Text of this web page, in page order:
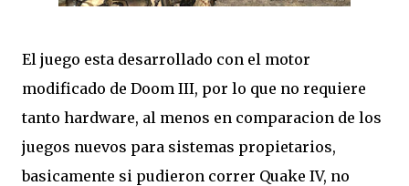
El juego esta desarrollado con el motor
modificado de Doom III, por lo que no requiere
tanto hardware, al menos en comparacion de los
juegos nuevos para sistemas propietarios,
basicamente si pudieron correr Quake IV, no